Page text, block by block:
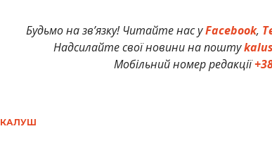
Будьмо на зв’язку! Читайте нас уFacebook,
Надсилайте свої новини на пошту
Мобільний номер редакції
КАЛУШ